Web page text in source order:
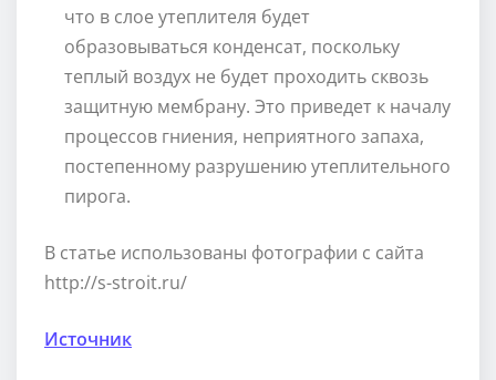
что в слое утеплителя будет
образовываться конденсат, поскольку
теплый воздух не будет проходить сквозь
защитную мембрану. Это приведет к началу
процессов гниения, неприятного запаха,
постепенному разрушению утеплительного
пирога.
В статье использованы фотографии с сайта
http://s-stroit.ru/
Источник